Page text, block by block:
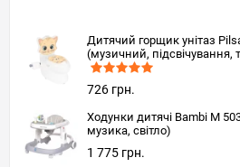
Дитячий горщик унітаз
(музичний, підсвічування,
726 грн.
Ходунки дитячі Bambi M
музика, світло)
1 775 грн.